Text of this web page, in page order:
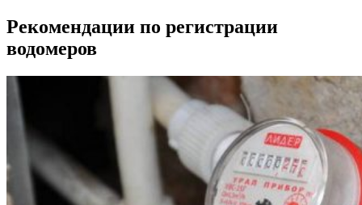
Рекомендации по регистрации
водомеров